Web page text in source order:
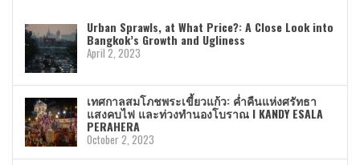
Urban Sprawls, at What Price?: A Close Look into
Bangkok’s Growth and Ugliness
April 2, 2023
เทศกาลสมโภชพระเขี้ยวแก้ว: ค่ำคืนแห่งศรัทธา
แสงคบไฟ และท่วงทำนองโบราณ I KANDY ESALA
PERAHERA
October 2, 2023